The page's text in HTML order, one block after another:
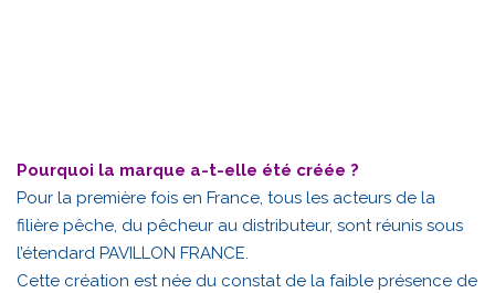
Pourquoi la marque a-t-elle été créée ?
Pour la première fois en France, tous les acteurs de la
filière pêche, du pêcheur au distributeur, sont réunis sous
l’étendard PAVILLON FRANCE.
Cette création est née du constat de la faible présence de